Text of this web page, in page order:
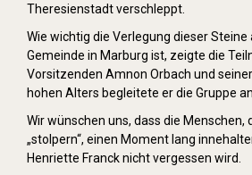
Theresienstadt verschleppt.
Wie wichtig die Verlegung dieser
Gemeinde in Marburg ist, zeigte die
Vorsitzenden Amnon Orbach und
hohen Alters begleitete er die Gruppe
Wir wünschen uns, dass die Menschen,
„stolpern“, einen Moment lang
Henriette Franck nicht vergessen wird.